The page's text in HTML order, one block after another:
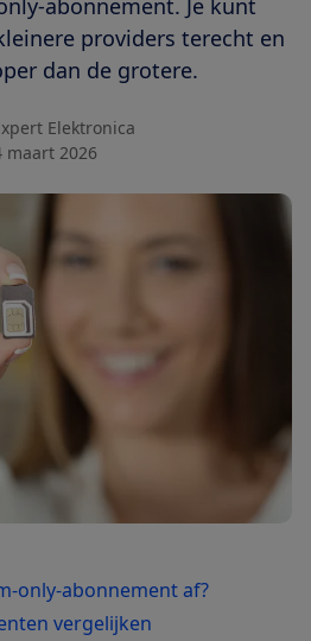
abonnement. Je kunt
providers terecht en
dan de grotere.
Elektronica
maart 2026
only-abonnement af?
vergelijken